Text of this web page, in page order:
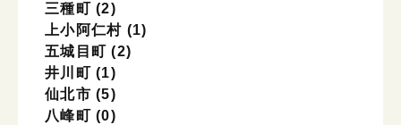
三種町 (2)
上小阿仁村 (1)
五城目町 (2)
井川町 (1)
仙北市 (5)
八峰町 (0)